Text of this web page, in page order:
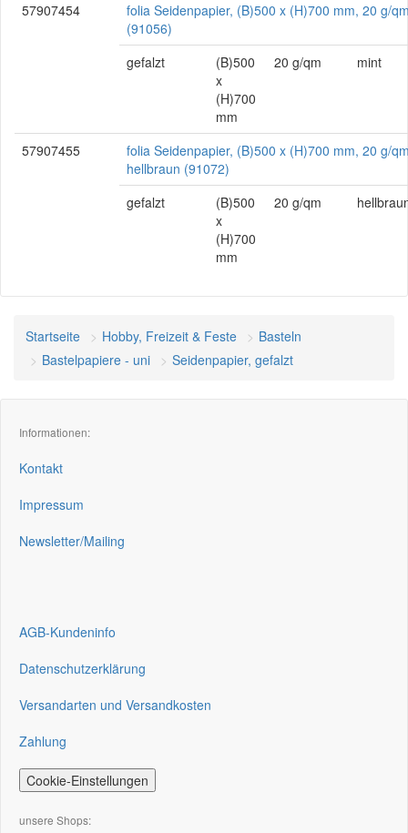
57907454
folia Seidenpapier, (B)500 x (H)700 mm, 20 g/
(91056)
gefalzt
(B)500
x
(H)700
mm
20 g/qm mint
57907455
folia Seidenpapier, (B)500 x (H)700 mm, 20 g/
hellbraun (91072)
gefalzt
(B)500
x
(H)700
mm
20 g/qm
Startseite Hobby, Freizeit & Feste
Basteln
Bastelpapiere - uni
Seidenpapier, gefalzt
Informationen:
Kontakt
Impressum
Newsletter/Mailing
AGB-Kundeninfo
Datenschutzerklärung
Versandarten und Versandkosten
Zahlung
Cookie-Einstellungen
unsere Shops: